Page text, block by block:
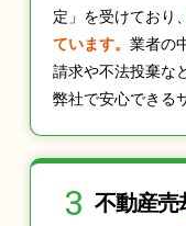
定」を受けており、
ています。 業者の
請求や不法投棄な
弊社で安心できる
3 不動産売